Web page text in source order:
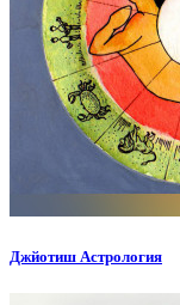
Джйотиш Астрология